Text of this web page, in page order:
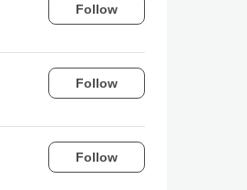
Follow
Follow
Follow